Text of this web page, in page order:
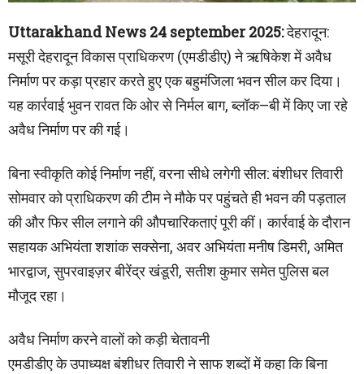
Uttarakhand News 24 september 2025:देहरादून:
मसूरी देहरादून विकास प्राधिकरण (एमडीडीए) ने ऋषिकेश में अवैध
निर्माण पर कड़ा प्रहार करते हुए एक बहुमंजिला भवन सील कर दिया।
यह कार्रवाई भुवन रावत कि ओर से निर्मल बाग, ब्लॉक–बी में किए जा रहे
अवैध निर्माण पर की गई।
बिना स्वीकृति कोई निर्माण नहीं, वरना सीधे लगेगी सील: बंशीधर तिवारी
सोमवार को प्राधिकरण की टीम ने मौके पर पहुंचते ही भवन की पड़ताल
की और फिर सील लगाने की औपचारिकताएं पूरी कीं। कार्रवाई के दौरान
सहायक अभियंता शशांक सक्सेना, अवर अभियंता मनीष डिमरी, अमित
भारद्वाज, सुपरवाइज़र बीरेंद्र खंडूरी, सतीश कुमार समेत पुलिस बल
मौजूद रहा।
अवैध निर्माण करने वालों को कड़ी चेतावनी
एमडीडीए के उपाध्यक्ष बंशीधर तिवारी ने साफ शब्दों में कहा कि बिना